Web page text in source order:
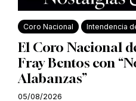
Coro Nacional Intendencia
El Coro Nacional
Fray Bentos con
Alabanzas”
05/08/2026